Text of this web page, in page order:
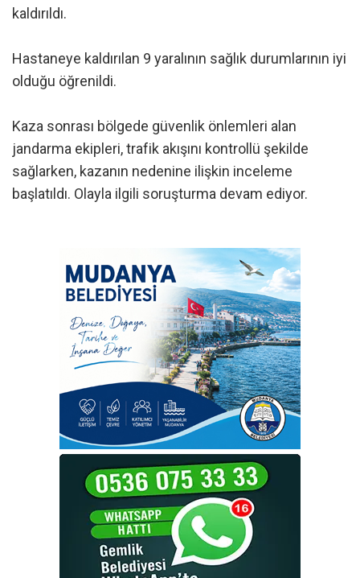
kaldırıldı.
Hastaneye kaldırılan 9 yaralının sağlık durumlarının iyi
olduğu öğrenildi.
Kaza sonrası bölgede güvenlik önlemleri alan
jandarma ekipleri, trafik akışını kontrollü şekilde
sağlarken, kazanın nedenine ilişkin inceleme
başlatıldı. Olayla ilgili soruşturma devam ediyor.